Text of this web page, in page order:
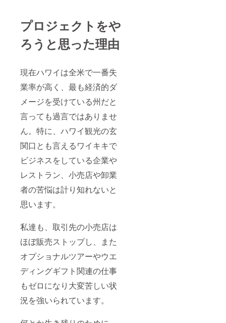
プロジェクトをや
ろうと思った理由
現在ハワイは全米で一番失
業率が高く、最も経済的ダ
メージを受けている州だと
言っても過言ではありませ
ん。特に、ハワイ観光の玄
関口とも言えるワイキキで
ビジネスをしている企業や
レストラン、小売店や卸業
者の苦悩は計り知れないと
思います。
私達も、取引先の小売店は
ほぼ販売ストップし、また
オプショナルツアーやウエ
ディングギフト関連の仕事
もゼロになり大変苦しい状
況を強いられています。